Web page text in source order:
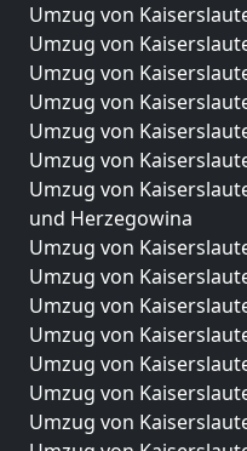
Umzug von
Umzug von
Umzug von
Umzug von
Umzug von
Umzug von
Umzug von
und Herzegowina
Umzug von
Umzug von
Umzug von
Umzug von
Umzug von
Umzug von
Umzug von